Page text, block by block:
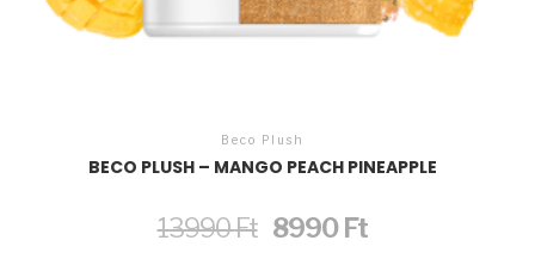
Beco Plush
BECO PLUSH – MANGO PEACH PINEAPPLE
13990Ft Original
price
8990FtCurrent
price